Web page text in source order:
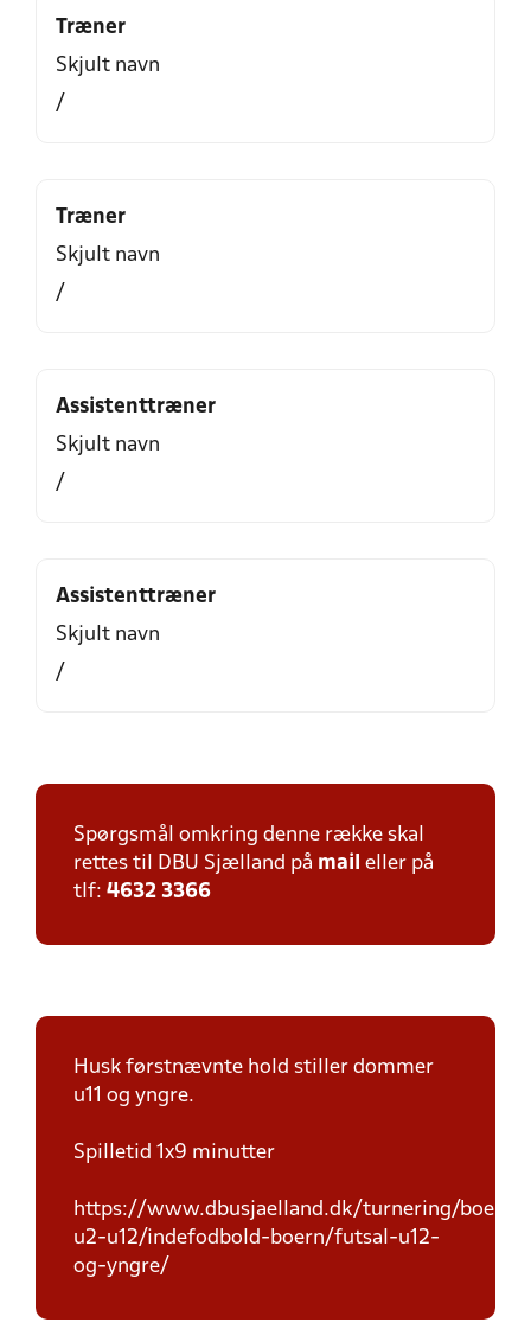
Træner
Skjult navn
/
Træner
Skjult navn
/
Assistenttræner
Skjult navn
/
Assistenttræner
Skjult navn
/
Spørgsmål omkring denne række skal
rettes til DBU Sjælland på mail eller på
tlf: 4632 3366
Husk førstnævnte hold stiller dommer
u11 og yngre.
Spilletid 1x9 minutter
https://www.dbusjaelland.dk/turnering/boern-
u2-u12/indefodbold-boern/futsal-u12-
og-yngre/